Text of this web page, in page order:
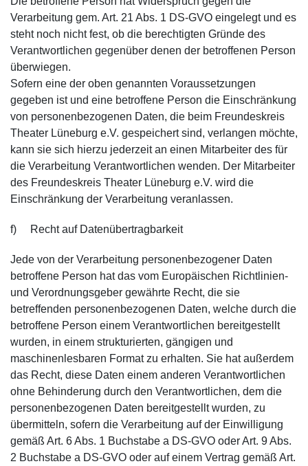
Verarbeitung gem. Art. 21 Abs. 1 DS-GVO eingelegt und es
steht noch nicht fest, ob die berechtigten Gründe des
Verantwortlichen gegenüber denen der betroffenen Person
überwiegen.
Sofern eine der oben genannten Voraussetzungen
gegeben ist und eine betroffene Person die Einschränkung
von personenbezogenen Daten, die beim Freundeskreis
Theater Lüneburg e.V. gespeichert sind, verlangen möchte,
kann sie sich hierzu jederzeit an einen Mitarbeiter des für
die Verarbeitung Verantwortlichen wenden. Der Mitarbeiter
des Freundeskreis Theater Lüneburg e.V. wird die
Einschränkung der Verarbeitung veranlassen.
f) Recht auf Datenübertragbarkeit
Jede von der Verarbeitung personenbezogener Daten
betroffene Person hat das vom Europäischen Richtlinien-
und Verordnungsgeber gewährte Recht, die sie
betreffenden personenbezogenen Daten, welche durch die
betroffene Person einem Verantwortlichen bereitgestellt
wurden, in einem strukturierten, gängigen und
maschinenlesbaren Format zu erhalten. Sie hat außerdem
das Recht, diese Daten einem anderen Verantwortlichen
ohne Behinderung durch den Verantwortlichen, dem die
personenbezogenen Daten bereitgestellt wurden, zu
übermitteln, sofern die Verarbeitung auf der Einwilligung
gemäß Art. 6 Abs. 1 Buchstabe a DS-GVO oder Art. 9 Abs.
2 Buchstabe a DS-GVO oder auf einem Vertrag gemäß Art.